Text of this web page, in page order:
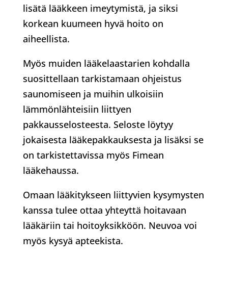
lisätä lääkkeen imeytymistä, ja siksi
korkean kuumeen hyvä hoito on
aiheellista.
Myös muiden lääkelaastarien kohdalla
suosittellaan tarkistamaan ohjeistus
saunomiseen ja muihin ulkoisiin
lämmönlähteisiin liittyen
pakkausselosteesta. Seloste löytyy
jokaisesta lääkepakkauksesta ja lisäksi se
on tarkistettavissa myös Fimean
lääkehaussa.
Omaan lääkitykseen liittyvien kysymysten
kanssa tulee ottaa yhteyttä hoitavaan
lääkäriin tai hoitoyksikköön. Neuvoa voi
myös kysyä apteekista.